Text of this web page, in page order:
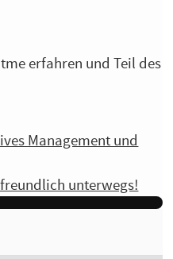
erfahren und Teil des
Management und
unterwegs!